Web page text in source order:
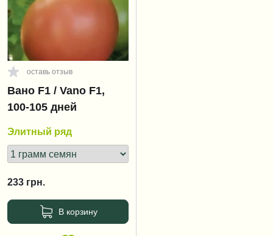
оставь отзыв
Вано F1 / Vano F1,
100-105 дней
Элитный ряд
233 грн.
В корзину